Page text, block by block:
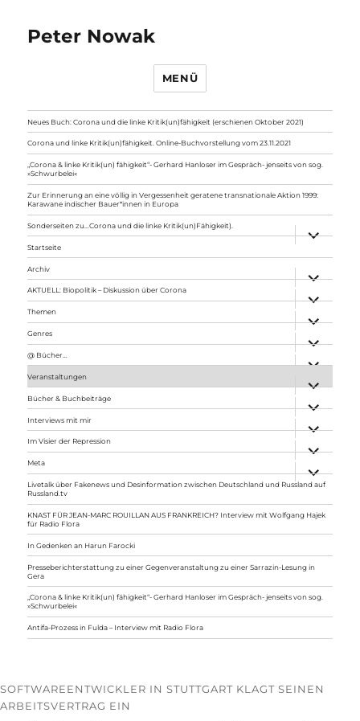
Peter Nowak
MENÜ
Neues Buch: Corona und die linke Kritik(un)fähigkeit (erschienen Oktober 2021)
Corona und linke Kritik(un)fähigkeit. Online-Buchvorstellung vom 23.11.2021
„Corona & linke Kritik(un) fähigkeit“- Gerhard Hanloser im Gespräch- jenseits von sog.
»Schwurbelei«
Zur Erinnerung an eine völlig in Vergessenheit geratene transnationale Aktion 1999:
Karawane indischer Bauer*innen in Europa
Sonderseiten zu…Corona und die linke Kritik(un)Fähigkeit).
anzeigen
Startseite
Archiv
anzeigen
AKTUELL: Biopolitik – Diskussion über Corona
anzeigen
Themen
anzeigen
Genres
anzeigen
@ Bücher…
Veranstaltungen
anzeigen
Bücher & Buchbeiträge
anzeigen
Interviews mit mir
anzeigen
Im Visier der Repression
anzeigen
Meta
anzeigen
Livetalk über Fakenews und Desinformation zwischen Deutschland und Russland auf
Russland.tv
KNAST FÜR JEAN-MARC ROUILLAN AUS FRANKREICH? Interview mit Wolfgang Hajek
für Radio Flora
In Gedenken an Harun Farocki
Presseberichterstattung zu einer Gegenveranstaltung zu einer Sarrazin-Lesung in
Gera
„Corona & linke Kritik(un) fähigkeit“- Gerhard Hanloser im Gespräch- jenseits von sog.
»Schwurbelei«
Antifa-Prozess in Fulda – Interview mit Radio Flora
SOFTWAREENTWICKLER IN STUTTGART KLAGT SEINEN
ARBEITSVERTRAG EIN